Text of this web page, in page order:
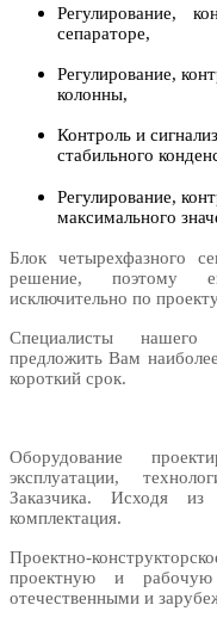
Регулирование,
сепараторе,
Регулирование,
колонны,
Контроль и
стабильного
Регулирование,
максимального
Блок четырехфазного
решение, поэтому
исключительно по
Специалисты нашего
предложить Вам
короткий срок.
Оборудование
эксплуатации,
Заказчика. Исходя из
комплектация.
Проектно-
проектную и
отечественными и